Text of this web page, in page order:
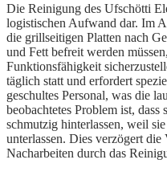
Die Reinigung des Ufschötti
logistischen Aufwand dar. Im
die grillseitigen Platten nach
und Fett befreit werden
Funktionsfähigkeit
täglich statt und erfordert
geschultes Personal, was die
beobachtetes Problem ist,
schmutzig hinterlassen, weil
unterlassen. Dies verzögert
Nacharbeiten durch das